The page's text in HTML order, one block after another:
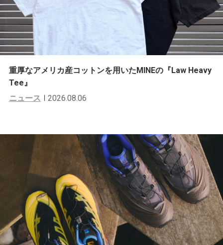
重厚なアメリカ産コットンを用いたMINEの『Law Heavy
Tee』
ニュース
2026.08.06